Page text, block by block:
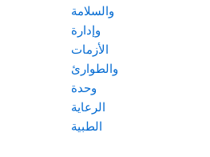
والسلامة
وإدارة
الأزمات
والطوارئ
وحدة
الرعاية
الطبية